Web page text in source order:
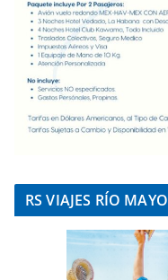
RS VIAJES RÍO MAYO